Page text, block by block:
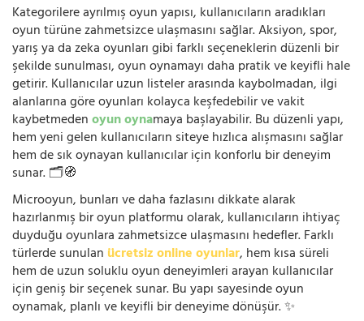
Kategorilere ayrılmış oyun yapısı, kullanıcıların aradıkları
oyun türüne zahmetsizce ulaşmasını sağlar. Aksiyon, spor,
yarış ya da zeka oyunları gibi farklı seçeneklerin düzenli bir
şekilde sunulması, oyun oynamayı daha pratik ve keyifli hale
getirir. Kullanıcılar uzun listeler arasında kaybolmadan, ilgi
alanlarına göre oyunları kolayca keşfedebilir ve vakit
kaybetmedenoyun oynamaya başlayabilir. Bu düzenli yapı,
hem yeni gelen kullanıcıların siteye hızlıca alışmasını sağlar
hem de sık oynayan kullanıcılar için konforlu bir deneyim
sunar. 🗂️🧭
Microoyun, bunları ve daha fazlasını dikkate alarak
hazırlanmış bir oyun platformu olarak, kullanıcıların ihtiyaç
duyduğu oyunlara zahmetsizce ulaşmasını hedefler. Farklı
türlerde sunulan ücretsiz online oyunlar, hem kısa süreli
hem de uzun soluklu oyun deneyimleri arayan kullanıcılar
için geniş bir seçenek sunar. Bu yapı sayesinde oyun
oynamak, planlı ve keyifli bir deneyime dönüşür. ✨